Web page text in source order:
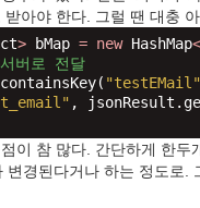
아야 한다. 그럴 땐 대충
> bMap = new HashMap<
버로 전달
"testEMail"
,
이 참 많다. 간단하게 한
경된다거나 하는 정도로.